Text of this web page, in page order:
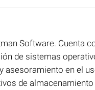
Software. Cuenta
de sistemas
en el
de